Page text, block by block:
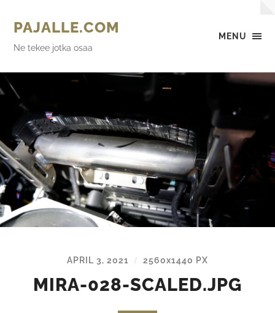
MENU
PAJALLE.COM
Ne tekee jotka osaa
APRIL 3, 2021 / 2560x1440 PX
MIRA-028-SCALED.JPG